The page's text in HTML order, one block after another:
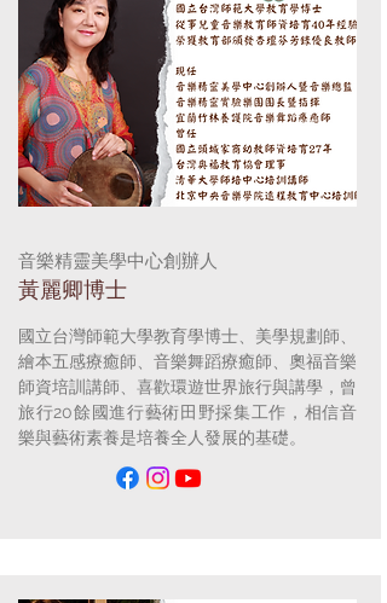
音樂精靈美學中心創辦人
​黃麗卿博士
國立台灣師範大學教育學博士、美學規劃師、
繪本五感療癒師、音樂舞蹈療癒師、奧福音樂
師資培訓講師、喜歡環遊世界旅行與講學，曾
旅行20餘國進行藝術田野採集工作，相信音
樂與藝術素養是培養全人發展的基礎。